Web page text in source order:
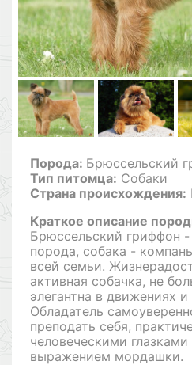
Порода: Брюссельский
Тип питомца: Собаки
Страна происхождения:
Краткое описание
Брюссельский гриффон -
порода, собака -
всей семьи.
активная собачка, не
элегантна в движениях
Обладатель
преподать себя,
человеческими
выражением мордашки.